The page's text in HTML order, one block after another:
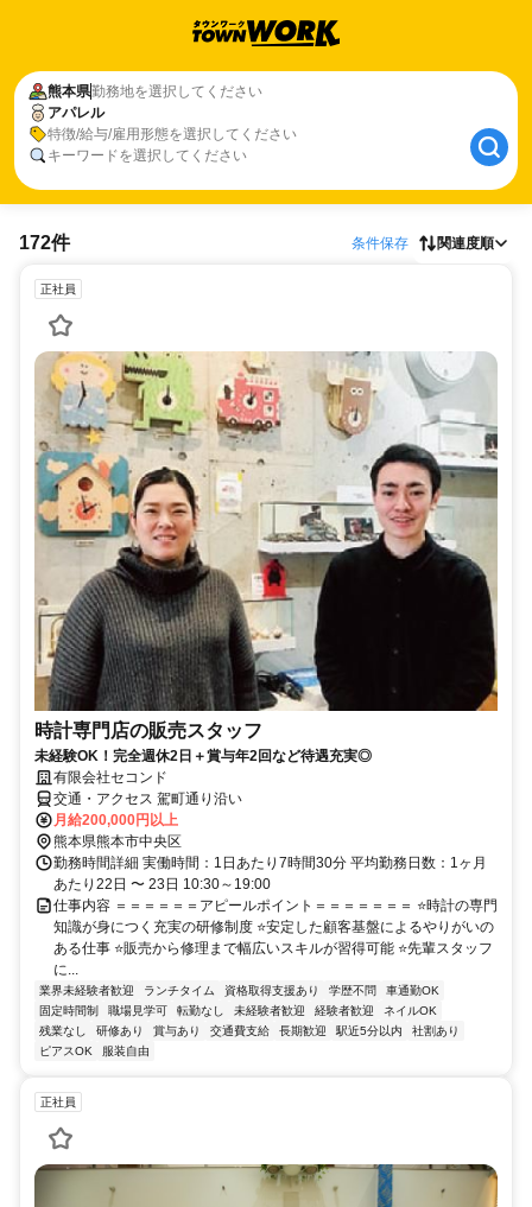
熊本県勤務地を選択してください
アパレル
特徴/給与/雇用形態を選択してください
キーワードを選択してください
172件 条件保存 関連度順
正社員
時計専門店の販売スタッフ
未経験OK！完全週休2日＋賞与年2回など待遇充実◎
有限会社セコンド
交通・アクセス 駕町通り沿い
月給200,000円以上
熊本県熊本市中央区
勤務時間詳細 実働時間：1日あたり7時間30分 平均勤務日数：1ヶ月
あたり22日 〜 23日 10:30～19:00
仕事内容 ＝＝＝＝＝＝アピールポイント＝＝＝＝＝＝＝ ⭐時計の専門
知識が身につく充実の研修制度 ⭐安定した顧客基盤によるやりがいの
ある仕事 ⭐販売から修理まで幅広いスキルが習得可能 ⭐先輩スタッフ
に...
業界未経験者歓迎 ランチタイム 資格取得支援あり 学歴不問
車通勤OK
固定時間制
職場見学可 転勤なし 未経験者歓迎 経験者歓迎
ネイルOK
残業なし
研修あり 賞与あり 交通費支給 長期歓迎 駅近5分以内
社割あり
ピアスOK
服装自由
正社員